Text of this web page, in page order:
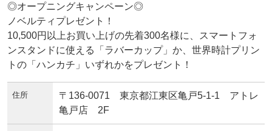
◎オープニングキャンペーン◎
ノベルティプレゼント！
10,500円以上お買い上げの先着300名様に、スマートフォ
ンスタンドに使える「ラバーカップ」か、世界時計プリン
トの「ハンカチ」いずれかをプレゼント！
住所
〒136-0071 東京都江東区亀戸5-1-1 アトレ
亀戸店 2F